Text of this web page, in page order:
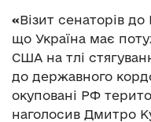
«Візит сенаторів
що Україна має
США на тлі
до державного
окуповані РФ
наголосив Дмитро